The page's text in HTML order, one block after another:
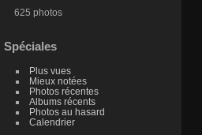
625 photos
Spéciales
Plus vues
Mieux notées
Photos récentes
Albums récents
Photos au hasard
Calendrier